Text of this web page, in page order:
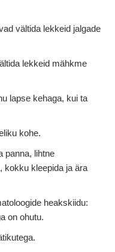
vältida lekkeid jalgade
lekkeid mähkme
lapse kehaga, kui ta
kohe.
panna, lihtne
kokku kleepida ja ära
heakskiidu:
on ohutu.